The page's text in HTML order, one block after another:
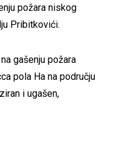
požara niskog
Pribitkovići.
gašenju požara
pola Ha na području
i ugašen,